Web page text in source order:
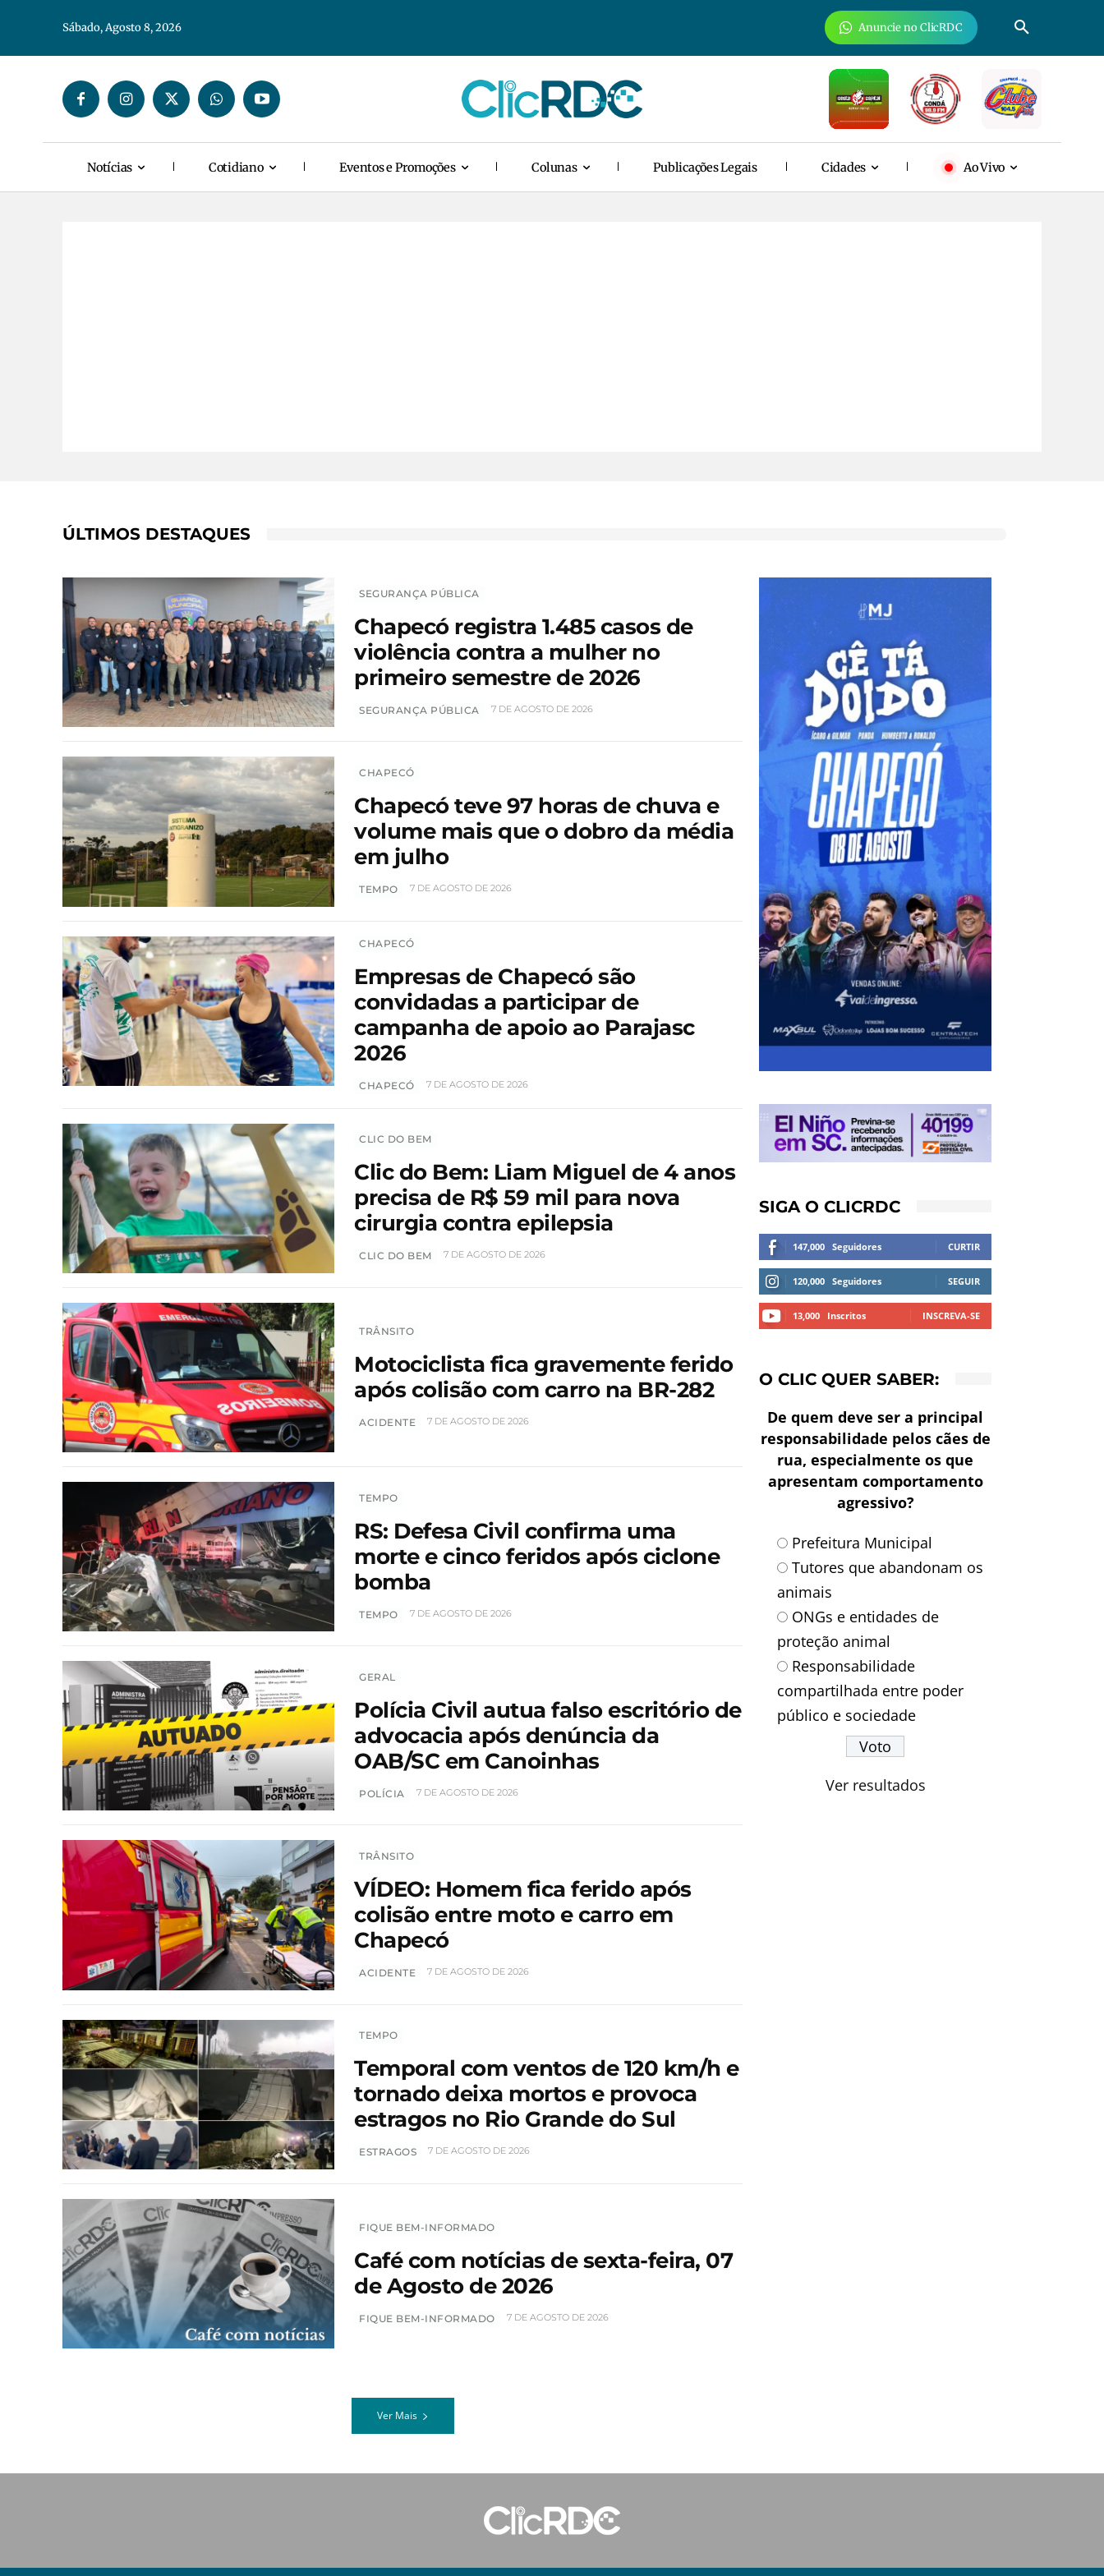
Sábado, Agosto 8, 2026 Anuncie no ClicRDC
Notícias Cotidiano Eventos e Promoções Colunas Publicações Legais Cidades Ao Vivo
ÚLTIMOS DESTAQUES
SEGURANÇA PÚBLICA
Chapecó registra 1.485 casos de
violência contra a mulher no
primeiro semestre de 2026
SEGURANÇA PÚBLICA 7 DE AGOSTO DE 2026
CHAPECÓ
Chapecó teve 97 horas de chuva e
volume mais que o dobro da média
em julho
TEMPO 7 DE AGOSTO DE 2026
CHAPECÓ
Empresas de Chapecó são
convidadas a participar de
campanha de apoio ao Parajasc
2026
CHAPECÓ 7 DE AGOSTO DE 2026
CLIC DO BEM
Clic do Bem: Liam Miguel de 4 anos
precisa de R$ 59 mil para nova
cirurgia contra epilepsia
CLIC DO BEM 7 DE AGOSTO DE 2026
TRÂNSITO
Motociclista fica gravemente ferido
após colisão com carro na BR-282
ACIDENTE 7 DE AGOSTO DE 2026
TEMPO
RS: Defesa Civil confirma uma
morte e cinco feridos após ciclone
bomba
TEMPO 7 DE AGOSTO DE 2026
GERAL
Polícia Civil autua falso escritório de
advocacia após denúncia da
OAB/SC em Canoinhas
POLÍCIA 7 DE AGOSTO DE 2026
TRÂNSITO
VÍDEO: Homem fica ferido após
colisão entre moto e carro em
Chapecó
ACIDENTE 7 DE AGOSTO DE 2026
TEMPO
Temporal com ventos de 120 km/h e
tornado deixa mortos e provoca
estragos no Rio Grande do Sul
ESTRAGOS 7 DE AGOSTO DE 2026
FIQUE BEM-INFORMADO
Café com notícias de sexta-feira, 07
de Agosto de 2026
FIQUE BEM-INFORMADO 7 DE AGOSTO DE 2026
Ver Mais
SIGA O CLICRDC
147,000 Seguidores CURTIR
120,000 Seguidores SEGUIR
13,000 Inscritos INSCREVA-SE
O CLIC QUER SABER:
De quem deve ser a principal
responsabilidade pelos cães de
rua, especialmente os que
apresentam comportamento
agressivo?
Prefeitura Municipal
Tutores que abandonam os
animais
ONGs e entidades de
proteção animal
Responsabilidade
compartilhada entre poder
público e sociedade
Ver resultados